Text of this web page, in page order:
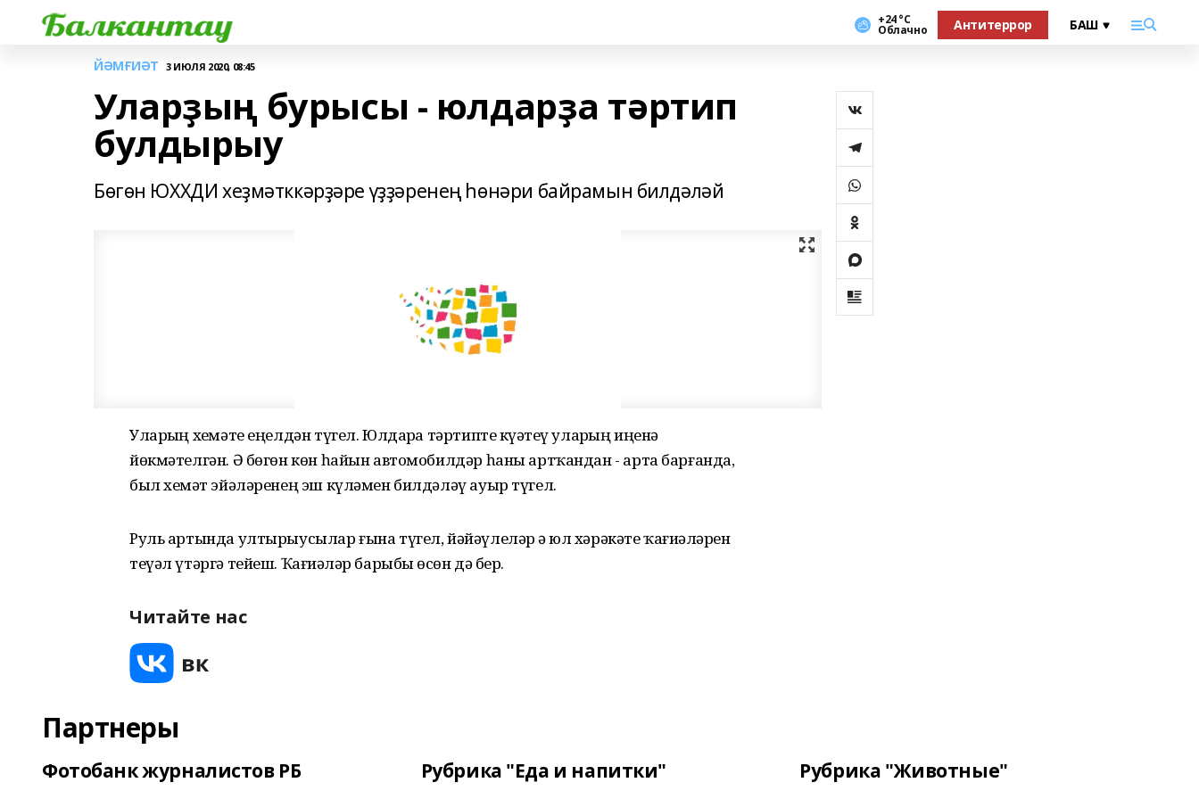
+24 °С
Облачно Антитеррор
ЙӘМҒИӘТ 3 ИЮЛЯ 2020, 08:45
Уларҙың бурысы - юлдарҙа тәртип
булдырыу
Бөгөн ЮХХДИ хеҙмәтккәрҙәре үҙҙәренең һөнәри байрамын билдәләй
Уларҙың хеҙмәте еңелдән түгел. Юлдарҙа тәртипте күҙәтеү уларҙың иңенә
йөкмәтелгән. Ә бөгөн көн һайын автомобилдәр һаны артҡандан - арта барғанда,
был хеҙмәт эйәләренең эш күләмен билдәләү ауыр түгел.
Руль артында ултырыусылар ғына түгел, йәйәүлеләр ҙә юл хәрәкәте ҡағиҙәләрен
теүәл үтәргә тейеш. Ҡағиҙәләр барыбыҙ өсөн дә бер.
Читайте нас
Партнеры
Фотобанк журналистов РБ Рубрика "Еда и напитки" Рубрика "Животные"